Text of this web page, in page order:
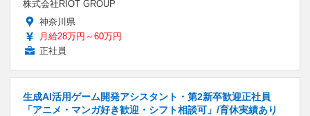
株式会社RIOT GROUP
神奈川県
月給28万円～60万円
正社員
生成AI活用ゲーム開発アシスタント・第2新卒歓迎正社員
「アニメ・マンガ好き歓迎・シフト相談可」/育休実績あり